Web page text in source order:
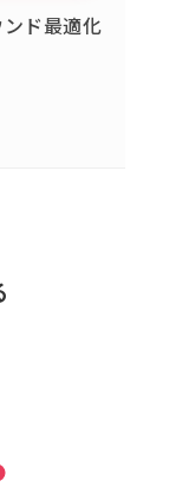
ド最適化